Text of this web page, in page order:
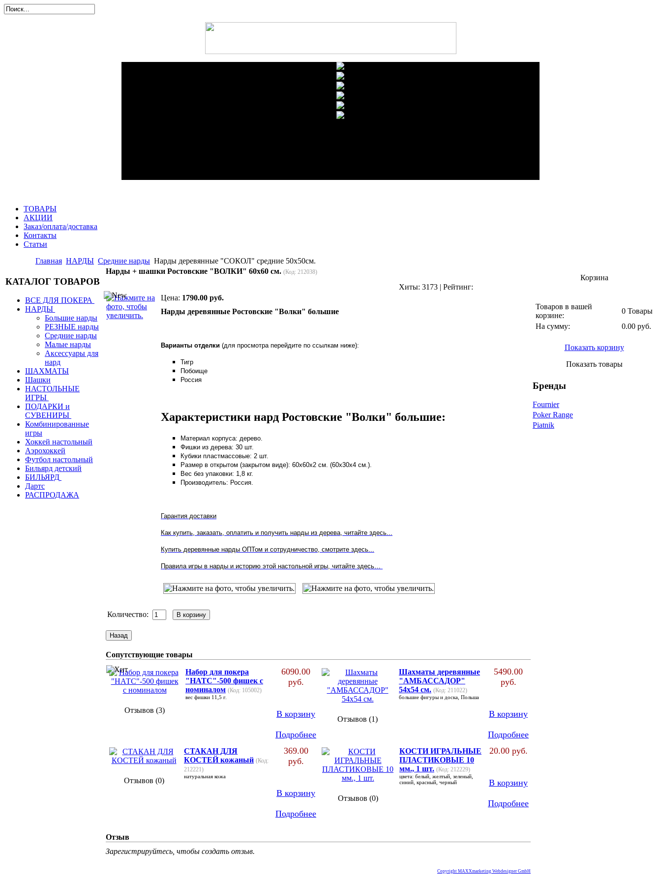
ТОВАРЫ
АКЦИИ
Заказ/оплата/доставка
Контакты
Статьи
Главная НАРДЫ Средние нарды Нарды деревянные "СОКОЛ" средние 50х50см.
КАТАЛОГ ТОВАРОВ
ВСЕ ДЛЯ ПОКЕРА
НАРДЫ
Большие нарды
РЕЗНЫЕ нарды
Средние нарды
Малые нарды
Аксессуары для
нард
ШАХМАТЫ
Шашки
НАСТОЛЬНЫЕ
ИГРЫ
ПОДАРКИ и
СУВЕНИРЫ
Комбинированные
игры
Хоккей настольный
Аэрохоккей
Футбол настольный
Бильярд детский
БИЛЬЯРД
Дартс
РАСПРОДАЖА
Нарды + шашки Ростовские "ВОЛКИ" 60х60 см. (Код: 212038)
Хиты: 3173 | Рейтинг:
Цена: 1790.00 руб.
Нарды деревянные Ростовские "Волки" большие
Варианты отделки (для просмотра перейдите по ссылкам ниже):
Тигр
Побоище
Россия
Характеристики нард Ростовские "Волки" большие:
Материал корпуса: дерево.
Фишки из дерева: 30 шт.
Кубики пластмассовые: 2 шт.
Размер в открытом (закрытом виде): 60х60х2 см. (60х30х4 см.).
Вес без упаковки: 1,8 кг.
Производитель: Россия.
Гарантия доставки
Как купить, заказать, оплатить и получить нарды из дерева, читайте здесь...
Купить деревянные нарды ОПТом и сотрудничество, смотрите здесь...
Правила игры в нарды и историю этой настольной игры, читайте здесь…
Количество:
Сопутствующие товары
Отзывов (3)
Набор для покера
"НАТС"-500 фишек с
номиналом (Код: 105002)
вес фишки 11,5 г.
6090.00
руб.
В корзину
Подробнее
Отзывов (1)
Шахматы деревянные
"АМБАССАДОР"
54х54 см. (Код: 211022)
большие фигуры и доска, Польша
5490.00
руб.
В корзину
Подробнее
Отзывов (0)
СТАКАН ДЛЯ
КОСТЕЙ кожаный (Код:
212221)
натуральная кожа
369.00
руб.
В корзину
Подробнее
Отзывов (0)
КОСТИ ИГРАЛЬНЫЕ
ПЛАСТИКОВЫЕ 10
мм., 1 шт. (Код: 212229)
цвета: белый, желтый, зеленый,
синий, красный, черный
20.00 руб.
В корзину
Подробнее
Отзыв
Зарегистрируйтесь, чтобы создать отзыв.
Copyright MAXXmarketing Webdesigner GmbH
Корзина
Товаров в вашей
корзине:
0 Товары
На сумму:
0.00 руб.
Показать корзину
Показать товары
Бренды
Fournier
Poker Range
Piatnik